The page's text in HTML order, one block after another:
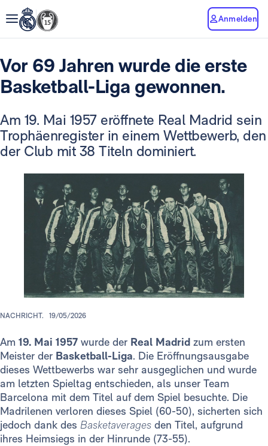
Anmelden
Vor 69 Jahren wurde die erste
Basketball-Liga gewonnen.
Am 19. Mai 1957 eröffnete Real Madrid sein
Trophäenregister in einem Wettbewerb, den
der Club mit 38 Titeln dominiert.
NACHRICHT. 19/05/2026
Am 19. Mai 1957 wurde der Real Madrid zum ersten
Meister der Basketball-Liga. Die Eröffnungsausgabe
dieses Wettbewerbs war sehr ausgeglichen und wurde
am letzten Spieltag entschieden, als unser Team
Barcelona mit dem Titel auf dem Spiel besuchte. Die
Madrilenen verloren dieses Spiel (60-50), sicherten sich
jedoch dank des Basketaverages den Titel, aufgrund
ihres Heimsiegs in der Hinrunde (73-55).